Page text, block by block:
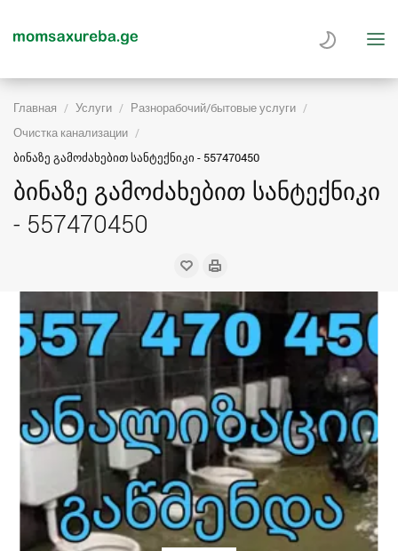
Главная Услуги
Разнорабочий/бытовые услуги
Очистка канализации
ბინაზე გამოძახებით სანტექნიკი - 557470450
ბინაზე გამოძახებით სანტექნიკი
- 557470450